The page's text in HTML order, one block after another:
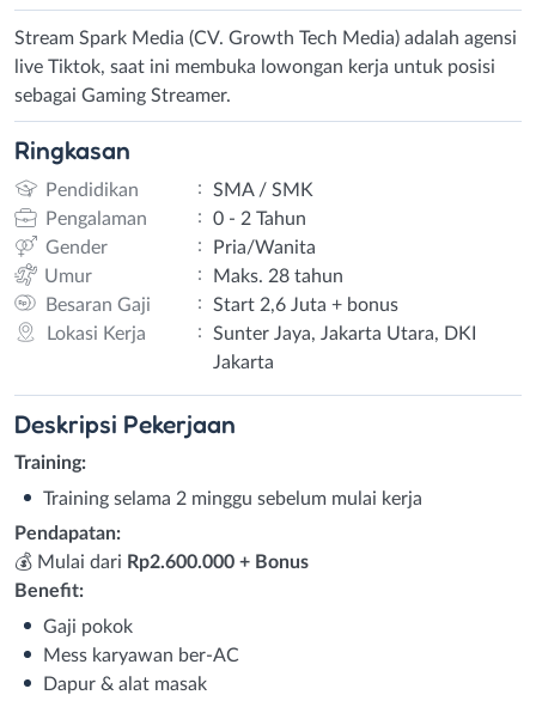
Stream Spark Media (CV. Growth Tech Media) adalah agensi
live Tiktok, saat ini membuka lowongan kerja untuk posisi
sebagai Gaming Streamer.
Ringkasan
Pendidikan :
SMA / SMK
Pengalaman
:
0 - 2 Tahun
Gender
:
Pria/Wanita
Umur
:
Maks. 28 tahun
Besaran Gaji
:
Start 2,6 Juta + bonus
Lokasi Kerja
:
Sunter Jaya, Jakarta Utara, DKI
Jakarta
Deskripsi Pekerjaan
Training:
Training selama 2 minggu sebelum mulai kerja
Pendapatan:
💰 Mulai dari Rp2.600.000 + Bonus
Benefit:
Gaji pokok
Mess karyawan ber-AC
Dapur & alat masak